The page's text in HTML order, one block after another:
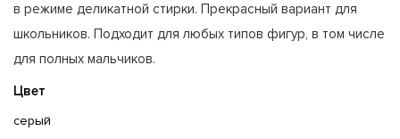
в режиме деликатной стирки. Прекрасный вариант для
школьников. Подходит для любых типов фигур, в том числе
для полных мальчиков.
Цвет
серый